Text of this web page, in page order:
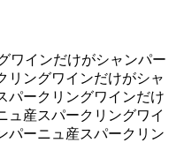
ワインだけがシャンパー
リングワインだけがシャ
パークリングワインだけ
ュ産スパークリングワイ
パーニュ産スパークリン